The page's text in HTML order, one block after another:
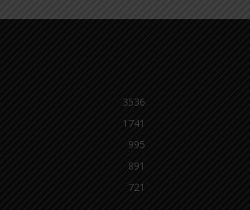
3536
1741
995
891
721